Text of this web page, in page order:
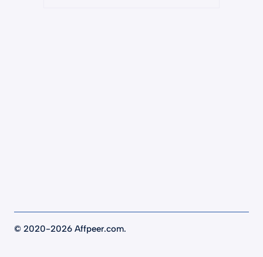
© 2020-2026 Affpeer.com.